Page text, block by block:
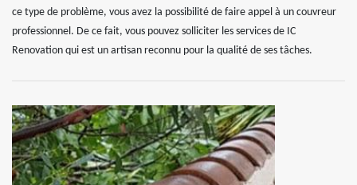
ce type de problème, vous avez la possibilité de faire appel à un couvreur
professionnel. De ce fait, vous pouvez solliciter les services de IC
Renovation qui est un artisan reconnu pour la qualité de ses tâches.